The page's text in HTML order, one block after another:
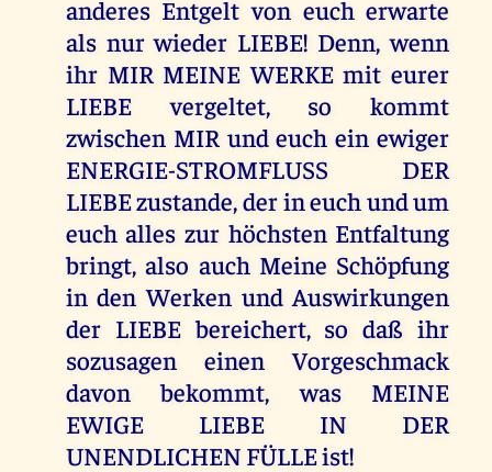
anderes Entgelt von euch erwarte
als nur wieder LIEBE! Denn, wenn
ihr MIR MEINE WERKE mit eurer
LIEBE vergeltet, so kommt
zwischen MIR und euch ein ewiger
ENERGIE-STROMFLUSS DER
LIEBE zustande, der in euch und um
euch alles zur höchsten Entfaltung
bringt, also auch Meine Schöpfung
in den Werken und Auswirkungen
der LIEBE bereichert, so daß ihr
sozusagen einen Vorgeschmack
davon bekommt, was MEINE
EWIGE LIEBE IN DER
UNENDLICHEN FÜLLE ist!